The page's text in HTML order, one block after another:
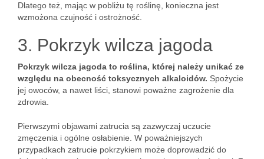
Dlatego też, mając w pobliżu tę roślinę, konieczna jest
wzmożona czujność i ostrożność.
3. Pokrzyk wilcza jagoda
Pokrzyk wilcza jagoda to roślina, której należy unikać ze
względu na obecność toksycznych alkaloidów. Spożycie
jej owoców, a nawet liści, stanowi poważne zagrożenie dla
zdrowia.
Pierwszymi objawami zatrucia są zazwyczaj uczucie
zmęczenia i ogólne osłabienie. W poważniejszych
przypadkach zatrucie pokrzykiem może doprowadzić do